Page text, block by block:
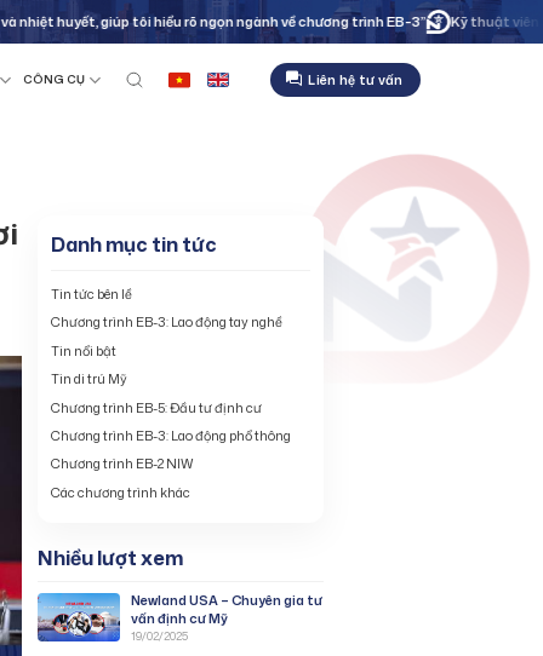
giúp tôi hiểu rõ ngọn ngành về chương trình EB-3” Kỹ thuật viên bảo trì
CÔNG CỤ Liên hệ tư vấn
Danh mục tin tức
Tin tức bên lề
Chương trình EB-3: Lao động tay nghề
Tin nổi bật
Tin di trú Mỹ
Chương trình EB-5: Đầu tư định cư
Chương trình EB-3: Lao động phổ thông
Chương trình EB-2 NIW
Các chương trình khác
Nhiều lượt xem
Newland USA – Chuyên gia tư
vấn định cư Mỹ
19/02/2025